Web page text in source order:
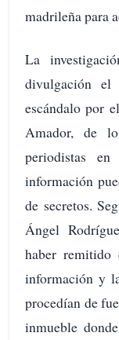
madrileña para
La
divulgación
escándalo por
Amador, de
periodistas
información
de secretos.
Ángel
haber remitido
información y
procedían de
inmueble